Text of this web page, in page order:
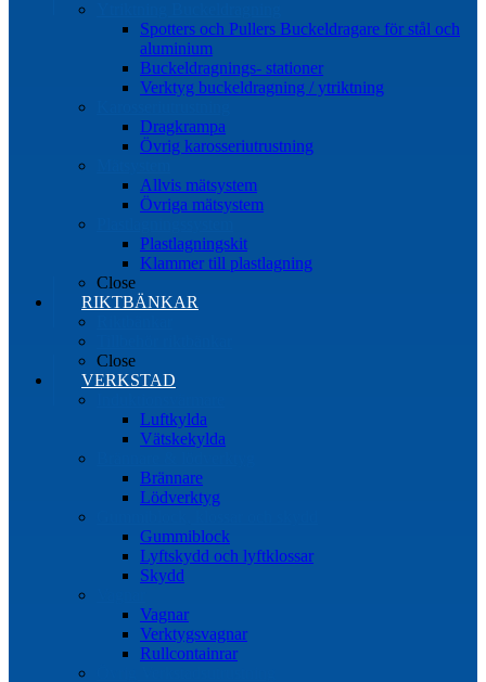
Spotters och Pullers Buckeldragare för stål och
aluminium
Buckeldragnings- stationer
Verktyg buckeldragning / ytriktning
Dragkrampa
Övrig karosseriutrustning
Allvis mätsystem
Övriga mätsystem
Plastlagningskit
Klammer till plastlagning
Close
RIKTBÄNKAR
Close
VERKSTAD
Luftkylda
Vätskekylda
Brännare
Lödverktyg
Gummiblock
Lyftskydd och lyftklossar
Skydd
Vagnar
Verktygsvagnar
Rullcontainrar